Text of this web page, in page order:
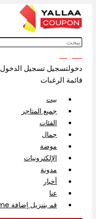
دخولتسجيل تسجيل الدخول
قائمة الرغبات
بيت
جميع المتاجر
الفئات
جمال
موضة
الإلكترونيات
مدونة
أخبار
عنا
قم بتنزيل إضافة Chrome